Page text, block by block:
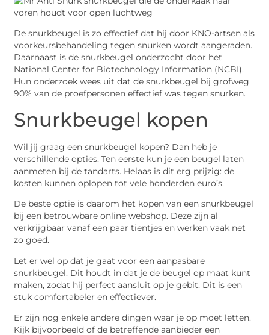
De snurkbeugel is zo effectief dat hij door KNO-artsen als
voorkeursbehandeling tegen snurken wordt aangeraden.
Daarnaast is de snurkbeugel onderzocht door het
National Center for Biotechnology Information (NCBI).
Hun onderzoek wees uit dat de snurkbeugel bij grofweg
90% van de proefpersonen effectief was tegen snurken.
Snurkbeugel kopen
Wil jij graag een snurkbeugel kopen? Dan heb je
verschillende opties. Ten eerste kun je een beugel laten
aanmeten bij de tandarts. Helaas is dit erg prijzig: de
kosten kunnen oplopen tot vele honderden euro’s.
De beste optie is daarom het kopen van een snurkbeugel
bij een betrouwbare online webshop. Deze zijn al
verkrijgbaar vanaf een paar tientjes en werken vaak net
zo goed.
Let er wel op dat je gaat voor een aanpasbare
snurkbeugel. Dit houdt in dat je de beugel op maat kunt
maken, zodat hij perfect aansluit op je gebit. Dit is een
stuk comfortabeler en effectiever.
Er zijn nog enkele andere dingen waar je op moet letten.
Kijk bijvoorbeeld of de betreffende aanbieder een